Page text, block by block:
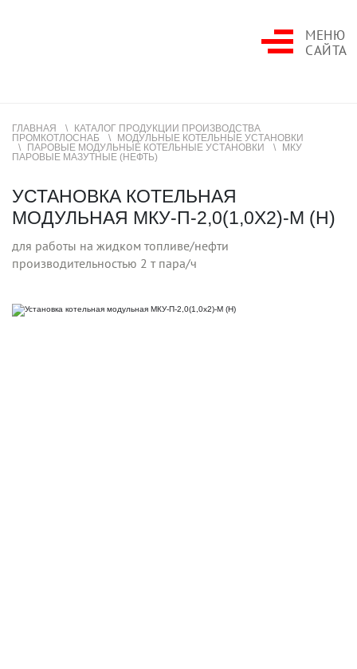
МЕНЮ
САЙТА
ГЛАВНАЯ
КАТАЛОГ ПРОДУКЦИИ ПРОИЗВОДСТВА
ПРОМКОТЛОСНАБ
МОДУЛЬНЫЕ КОТЕЛЬНЫЕ УСТАНОВКИ
ПАРОВЫЕ МОДУЛЬНЫЕ КОТЕЛЬНЫЕ УСТАНОВКИ
МКУ
ПАРОВЫЕ МАЗУТНЫЕ (НЕФТЬ)
УСТАНОВКА КОТЕЛЬНАЯ
МОДУЛЬНАЯ МКУ-П-2,0(1,0Х2)-М (Н)
для работы на жидком топливе/нефти
производительностью 2 т пара/ч